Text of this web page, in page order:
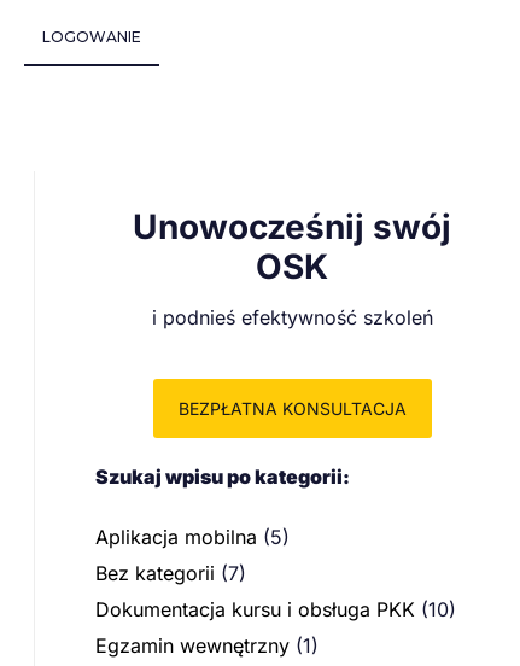
LOGOWANIE
Unowocześnij swój
OSK
i podnieś efektywność szkoleń
BEZPŁATNA KONSULTACJA
Szukaj wpisu po kategorii:
Aplikacja mobilna (5)
Bez kategorii (7)
Dokumentacja kursu i obsługa PKK (10)
Egzamin wewnętrzny(1)